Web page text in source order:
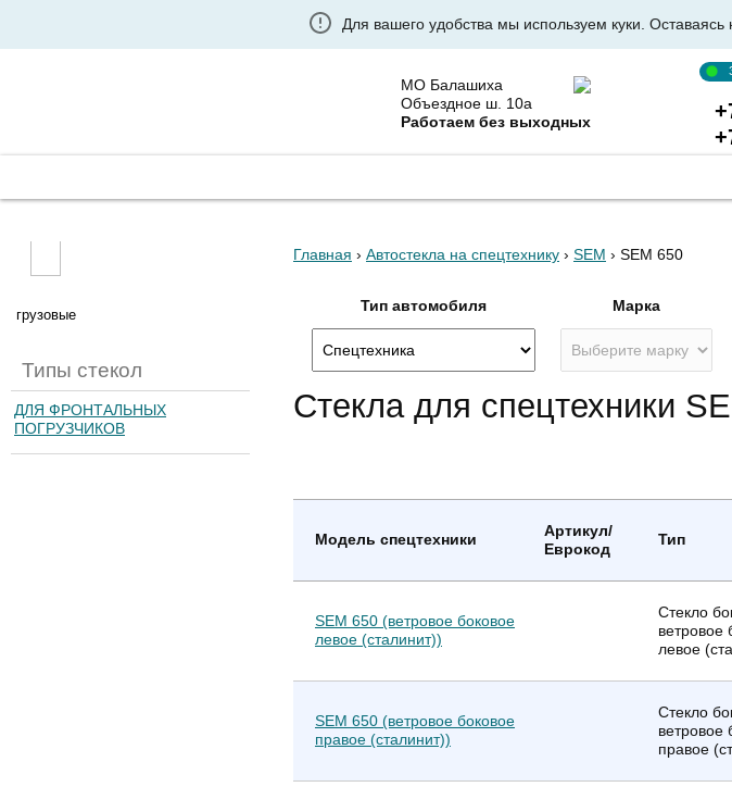
Для вашего удобства мы используем куки. Оставаясь
МО Балашиха
Объездное ш. 10а
Работаем без выходных
грузовые
Типы стекол
ДЛЯ ФРОНТАЛЬНЫХ
ПОГРУЗЧИКОВ
Главная › Автостекла на спецтехнику › SEM › SEM 650
Тип автомобиля Марка
Стекла для спецтехники
Модель спецтехники
Артикул/
Еврокод
Тип
SEM 650 (ветровое боковое
левое (сталинит))
Стекло
ветровое
левое
SEM 650 (ветровое боковое
правое (сталинит))
Стекло
ветровое
правое